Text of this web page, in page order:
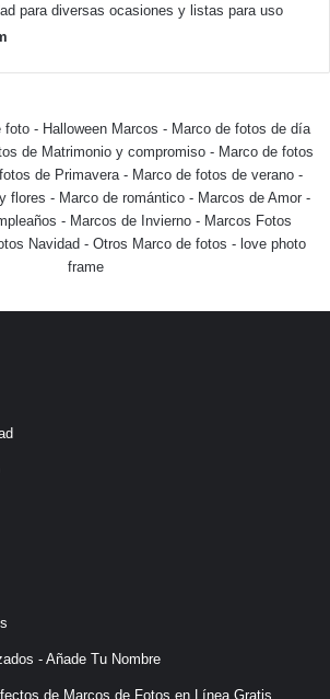
para diversas ocasiones y listas para uso
foto - Halloween Marcos - Marco de fotos de día
de Matrimonio y compromiso- Marco de fotos
de Primavera - Marco de fotos de verano -
flores - Marco de romántico - Marcos de Amor -
- Marcos de Invierno - Marcos Fotos
Navidad- Otros Marco de fotos - love photo
frame
- Añade Tu Nombre
de Marcos de Fotos en Línea Gratis